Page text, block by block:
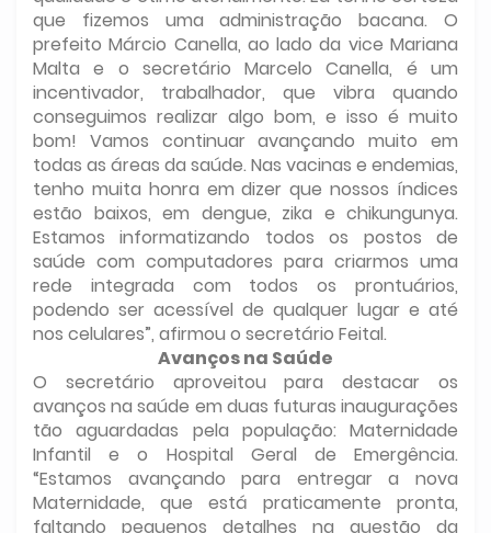
que fizemos uma administração bacana. O
prefeito Márcio Canella, ao lado da vice Mariana
Malta e o secretário Marcelo Canella, é um
incentivador, trabalhador, que vibra quando
conseguimos realizar algo bom, e isso é muito
bom! Vamos continuar avançando muito em
todas as áreas da saúde. Nas vacinas e endemias,
tenho muita honra em dizer que nossos índices
estão baixos, em dengue, zika e chikungunya.
Estamos informatizando todos os postos de
saúde com computadores para criarmos uma
rede integrada com todos os prontuários,
podendo ser acessível de qualquer lugar e até
nos celulares”, afirmou o secretário Feital.
Avanços na Saúde
O secretário aproveitou para destacar os
avanços na saúde em duas futuras inaugurações
tão aguardadas pela população: Maternidade
Infantil e o Hospital Geral de Emergência.
“Estamos avançando para entregar a nova
Maternidade, que está praticamente pronta,
faltando pequenos detalhes na questão da